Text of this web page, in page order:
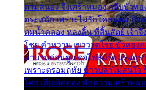
ตามสนอง จึงเศร้าหมอง กลีบบัวทอ
ตระหนัก เพราะไม่รักโคลนตม บัว
ตมน้ำคลอง หลงลิ้น ที่สิ้นสัตย์ เจ้า
โชย คำหวาน เขาวาดโรย บัวทอง
มาบานก่อนตูม ดุจไฟสุมร้อนรุมอุร
เพราะตรอมฤทัย ข้าวปลาไม่สนใจ
โศก เสียเถิดทอง พักความเศร้าหม